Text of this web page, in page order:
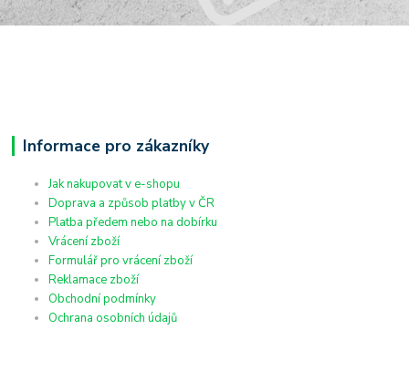
Informace pro zákazníky
Jak nakupovat v e-shopu
Doprava a způsob platby v ČR
Platba předem nebo na dobírku
Vrácení zboží
Formulář pro vrácení zboží
Reklamace zboží
Obchodní podmínky
Ochrana osobních údajů